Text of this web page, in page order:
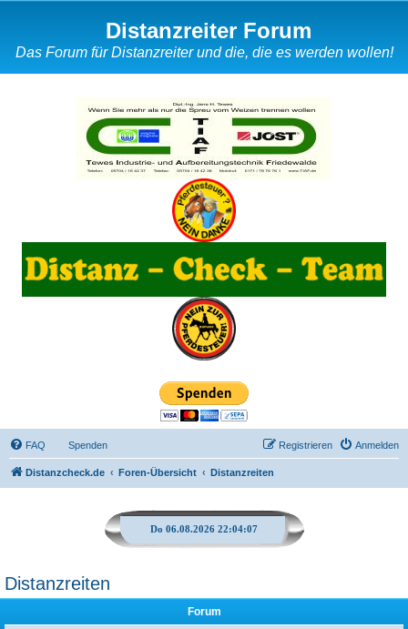
Distanzreiter Forum
Das Forum für Distanzreiter und die, die es werden wollen!
FAQ Spenden Anmelden
Registrieren
Distanzcheck.de Foren-Übersicht Distanzreiten
Do 06.08.2026 22:04:07
Distanzreiten
Forum